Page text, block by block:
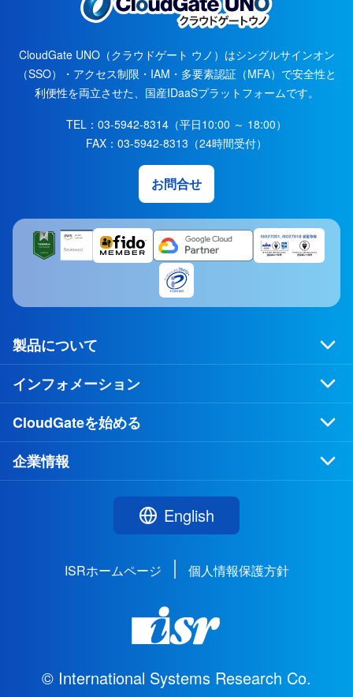
CloudGate UNO（クラウドゲート ウノ）はシングルサインオン
（SSO）・アクセス制限・IAM・多要素認証（MFA）で安全性と
利便性を両立させた、国産IDaaSプラットフォームです。
TEL： 03-5942-8314 （平日10:00 ～ 18:00）
FAX： 03-5942-8313 （24時間受付）
お問合せ
製品について
インフォメーション
CloudGateを始める
企業情報
English
ISRホームページ 個人情報保護方針
© International Systems Research Co.